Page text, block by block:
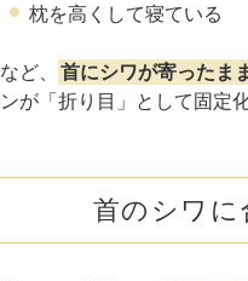
枕を高くして寝ている
など、 首にシワが寄ったま
ンが「折り目」として固定
首のシワに